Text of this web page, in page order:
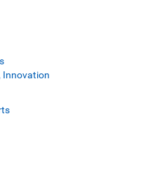
Innovation